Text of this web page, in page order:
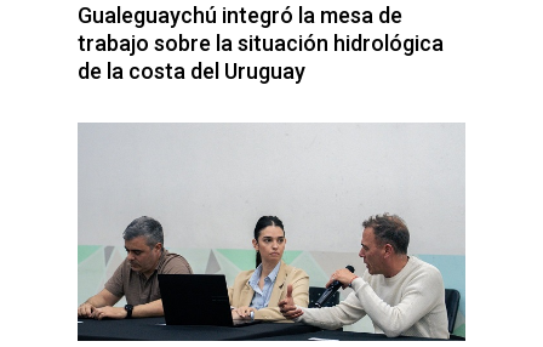
Gualeguaychú integró la mesa de
trabajo sobre la situación hidrológica
de la costa del Uruguay